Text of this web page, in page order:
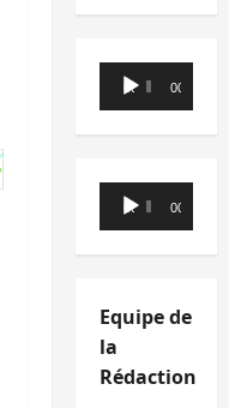
Lecteur
audio
00:00 00:00
Lecteur
audio
00:00 00:00
Equipe de
la
Rédaction